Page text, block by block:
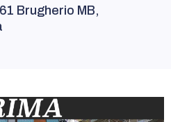
Brugherio MB,